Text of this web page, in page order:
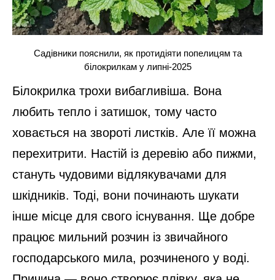
Садівники пояснили, як протидіяти попелицям та
білокрилкам у липні-2025
Білокрилка трохи вибагливіша. Вона
любить тепло і затишок, тому часто
ховається на звороті листків. Але її можна
перехитрити. Настій із деревію або пижми,
стануть чудовими відлякувачами для
шкідників. Тоді, вони починають шукати
інше місце для свого існування. Ще добре
працює мильний розчин із звичайного
господарського мила, розчиненого у воді.